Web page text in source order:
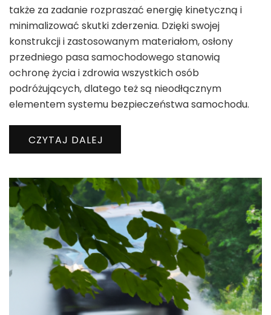
także za zadanie rozpraszać energię kinetyczną i
minimalizować skutki zderzenia. Dzięki swojej
konstrukcji i zastosowanym materiałom, osłony
przedniego pasa samochodowego stanowią
ochronę życia i zdrowia wszystkich osób
podróżujących, dlatego też są nieodłącznym
elementem systemu bezpieczeństwa samochodu.
CZYTAJ DALEJ